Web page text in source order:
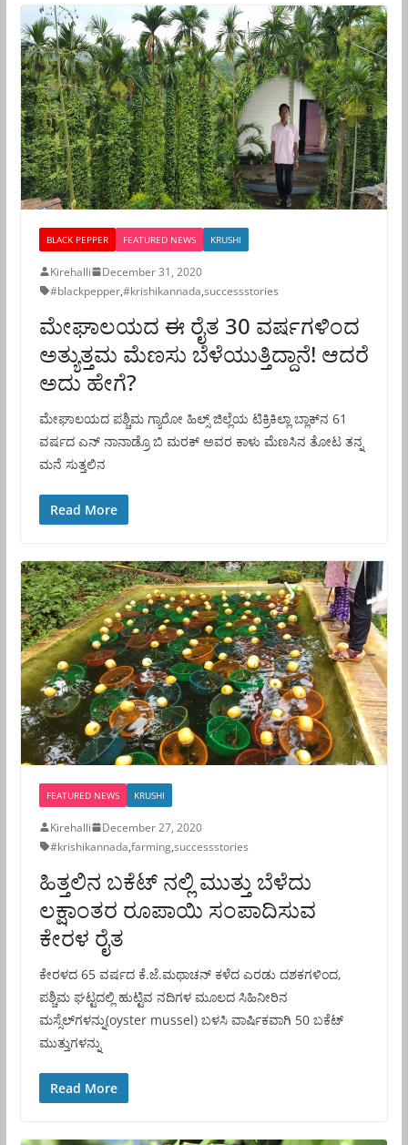
BLACK PEPPER FEATURED NEWS KRUSHI
Kirehalli
December 31, 2020
#blackpepper,#krishikannada,successstories
ಮೇಘಾಲಯದ ಈ ರೈತ 30 ವರ್ಷಗಳಿಂದ
ಅತ್ಯುತ್ತಮ ಮೆಣಸು ಬೆಳೆಯುತ್ತಿದ್ದಾನೆ! ಆದರೆ
ಅದು ಹೇಗೆ?
ಮೇಘಾಲಯದ ಪಶ್ಚಿಮ ಗ್ಯಾರೋ ಹಿಲ್ಸ್ ಜಿಲ್ಲೆಯ ಟಿಕ್ರಿಕಿಲ್ಲಾ ಬ್ಲಾಕ್‌ನ 61
ವರ್ಷದ ಎನ್ ನಾನಾಡ್ರೊ ಬಿ ಮರಕ್ ಅವರ ಕಾಳು ಮೆಣಸಿನ ತೋಟ ತನ್ನ
ಮನೆ ಸುತ್ತಲಿನ
Read More
FEATURED NEWS KRUSHI
Kirehalli
December 27, 2020
#krishikannada,farming,successstories
ಹಿತ್ತಲಿನ ಬಕೆಟ್ ನಲ್ಲಿ ಮುತ್ತು ಬೆಳೆದು
ಲಕ್ಷಾಂತರ ರೂಪಾಯಿ ಸಂಪಾದಿಸುವ
ಕೇರಳ ರೈತ
ಕೇರಳದ 65 ವರ್ಷದ ಕೆ.ಜೆ.ಮಥಾಚನ್ ಕಳೆದ ಎರಡು ದಶಕಗಳಿಂದ,
ಪಶ್ಚಿಮ ಘಟ್ಟದಲ್ಲಿ ಹುಟ್ಟಿವ ನದಿಗಳ ಮೂಲದ ಸಿಹಿನೀರಿನ
ಮಸ್ಸೆಲ್‌ಗಳನ್ನು(oyster mussel) ಬಳಸಿ ವಾರ್ಷಿಕವಾಗಿ 50 ಬಕೆಟ್
ಮುತ್ತುಗಳನ್ನು
Read More